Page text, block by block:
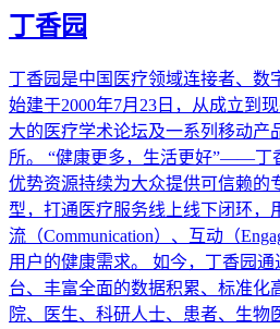
丁香园
丁香园是中国医疗领域连接者、数
始建于2000年7月23日，从成立到
大的医疗学术论坛及一系列移动产
所。 “健康更多，生活更好”——丁
优势资源持续为大众提供可信赖的
型，打通医疗服务线上线下闭环，
流（Communication）、互动（
用户的健康需求。 如今，丁香园
台、丰富全面的数据积累、标准化
院、医生、科研人士、患者、生物